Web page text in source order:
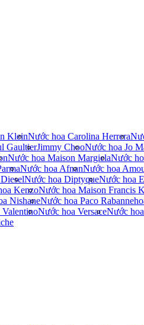
KleinNước hoa Carolina Herrera
GaultierJimmy ChooNước hoa Jo
Nước hoa Maison MargielaNước
Nước hoa AfnanNước hoa
Nước hoa DiptyqueNước hoa
KenzoNước hoa Maison Francis
NishaneNước hoa Paco Rabanne
Nước hoa VersaceNước